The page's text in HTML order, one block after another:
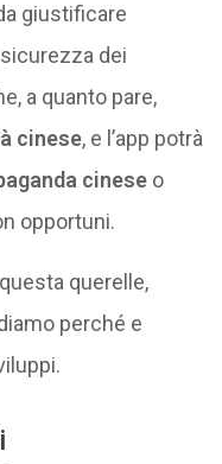
giustificare
dei
a quanto pare,
cinese, e l’app potrà
cineseo
opportuni.
querelle,
perché e